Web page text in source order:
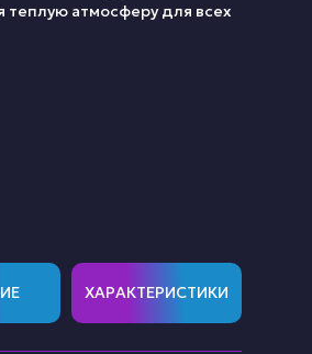
теплую атмосферу для всех
ХАРАКТЕРИСТИКИ